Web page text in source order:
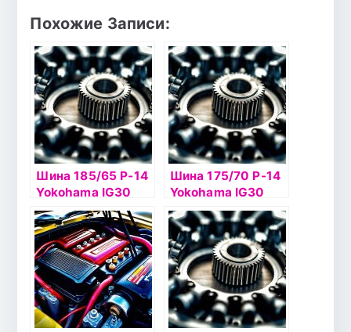
Похожие Записи:
Шина 185/65 Р-14
Yokohama IG30
86Q б/к
Шина 175/70 Р-14
Yokohama IG30
84Q б/к